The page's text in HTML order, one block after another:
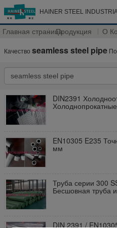
HAINER STEEL
Главная страницаПродукция О
Качество seamless steel pipe
DIN2391
EN10305 E235
мм
Труба серии 300
Бесшовная труба
DIN 2391 /